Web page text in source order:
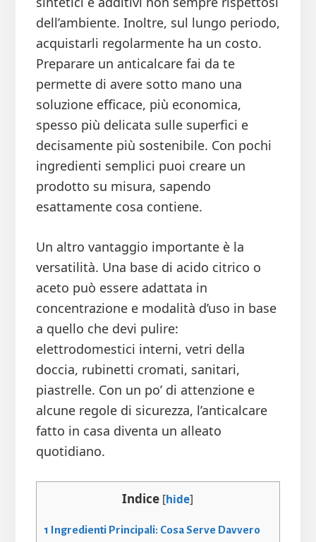
dell’ambiente. Inoltre, sul lungo periodo,
acquistarli regolarmente ha un costo.
Preparare un anticalcare fai da te
permette di avere sotto mano una
soluzione efficace, più economica,
spesso più delicata sulle superfici e
decisamente più sostenibile. Con pochi
ingredienti semplici puoi creare un
prodotto su misura, sapendo
esattamente cosa contiene.
Un altro vantaggio importante è la
versatilità. Una base di acido citrico o
aceto può essere adattata in
concentrazione e modalità d’uso in base
a quello che devi pulire:
elettrodomestici interni, vetri della
doccia, rubinetti cromati, sanitari,
piastrelle. Con un po’ di attenzione e
alcune regole di sicurezza, l’anticalcare
fatto in casa diventa un alleato
quotidiano.
Indice [hide]
1 Ingredienti Principali: Cosa Serve Davvero